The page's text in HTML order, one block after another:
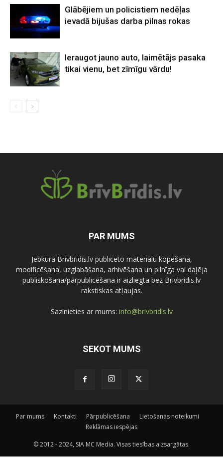
Glābējiem un policistiem nedēļas
ievadā bijušas darba pilnas rokas
Ieraugot jauno auto, laimētājs pasaka
tikai vienu, bet zīmīgu vārdu!
PAR MUMS
Jebkura Brivbridis.lv publicēto materiālu kopēšana,
modificēšana, uzglabāšana, arhivēšana un pilnīga vai daļēja
publiskošana/pārpublicēšana ir aizliegta bez Brivbridis.lv
rakstiskas atļaujas.
Sazinieties ar mums: info@brivbridis.lv
SEKOT MUMS
Par mums Kontakti Pārpublicēšana
Lietošanas noteikumi
Reklāmas iespējas
© 2012 - 2024, SIA MC Media. Visas tiesības aizsargātas.